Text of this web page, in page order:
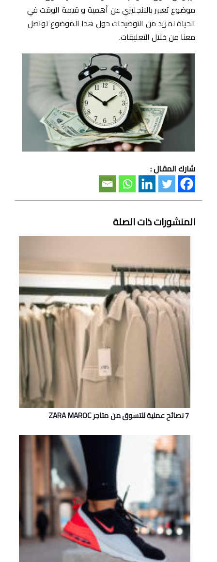
موضوع تعبير بالانجليزي عن أهمية و قيمة الوقت في
الحياة لمزيد من التوضيحات حول هذا الموضوع تواصل
معنا من خلال التعليقات.
شارك المقال :
المنشورات ذات الصلة
7 نصائح عملية للتسوق من متاجر ZARA MAROC